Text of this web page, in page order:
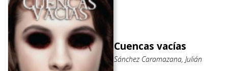
Cuencas vacías
Sánchez Caramazana, Julián